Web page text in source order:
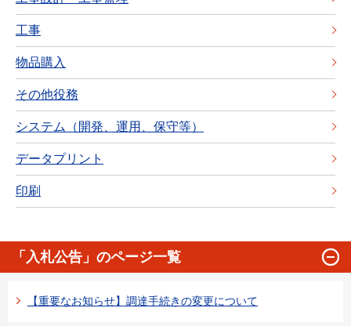
工事
物品購入
その他役務
システム（開発、運用、保守等）
データプリント
印刷
「入札公告」のページ一覧
【重要なお知らせ】調達手続きの変更について